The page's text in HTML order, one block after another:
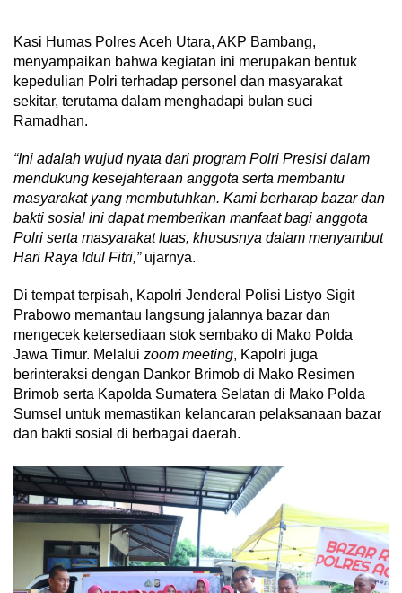
Kasi Humas Polres Aceh Utara, AKP Bambang,
menyampaikan bahwa kegiatan ini merupakan bentuk
kepedulian Polri terhadap personel dan masyarakat
sekitar, terutama dalam menghadapi bulan suci
Ramadhan.
“Ini adalah wujud nyata dari program Polri Presisi dalam
mendukung kesejahteraan anggota serta membantu
masyarakat yang membutuhkan. Kami berharap bazar dan
bakti sosial ini dapat memberikan manfaat bagi anggota
Polri serta masyarakat luas, khususnya dalam menyambut
Hari Raya Idul Fitri,”ujarnya.
Di tempat terpisah, Kapolri Jenderal Polisi Listyo Sigit
Prabowo memantau langsung jalannya bazar dan
mengecek ketersediaan stok sembako di Mako Polda
Jawa Timur. Melalui zoom meeting, Kapolri juga
berinteraksi dengan Dankor Brimob di Mako Resimen
Brimob serta Kapolda Sumatera Selatan di Mako Polda
Sumsel untuk memastikan kelancaran pelaksanaan bazar
dan bakti sosial di berbagai daerah.